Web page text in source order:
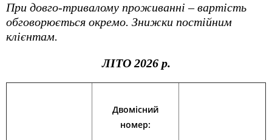
При довго-тривалому проживанні – вартість
обговорюється окремо. Знижки постійним
клієнтам.
ЛІТО 2026 р.
Двомісний
номер: